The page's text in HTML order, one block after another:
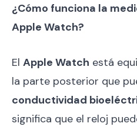
¿Cómo funciona la
Apple Watch?
El Apple Watch está
la parte posterior que
conductividad
significa que el reloj